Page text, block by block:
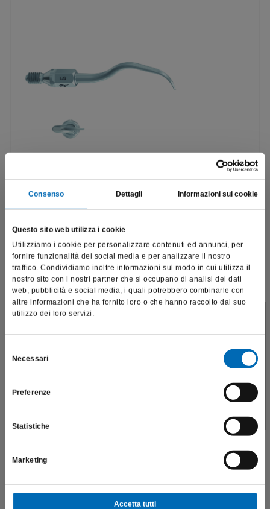
Consenso Dettagli Informazioni sui cookie
Questo sito web utilizza i cookie
Utilizziamo i cookie per personalizzare contenuti ed annunci, per
fornire funzionalità dei social media e per analizzare il nostro
traffico. Condividiamo inoltre informazioni sul modo in cui utilizza il
nostro sito con i nostri partner che si occupano di analisi dei dati
web, pubblicità e social media, i quali potrebbero combinarle con
altre informazioni che ha fornito loro o che hanno raccolto dal suo
utilizzo dei loro servizi.
delNecessari
Preferenze
Statistiche
Marketing
Accetta tutti
SF1
€135,19
professionali e riporta dati, prodotti e beni sensibili per la
salute e la sicurezza del paziente; pertanto, per visitare il sito,